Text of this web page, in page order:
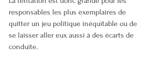
responsables les plus exemplaires de
quitter un jeu politique inéquitable ou de
se laisser aller eux aussi à des écarts de
conduite.